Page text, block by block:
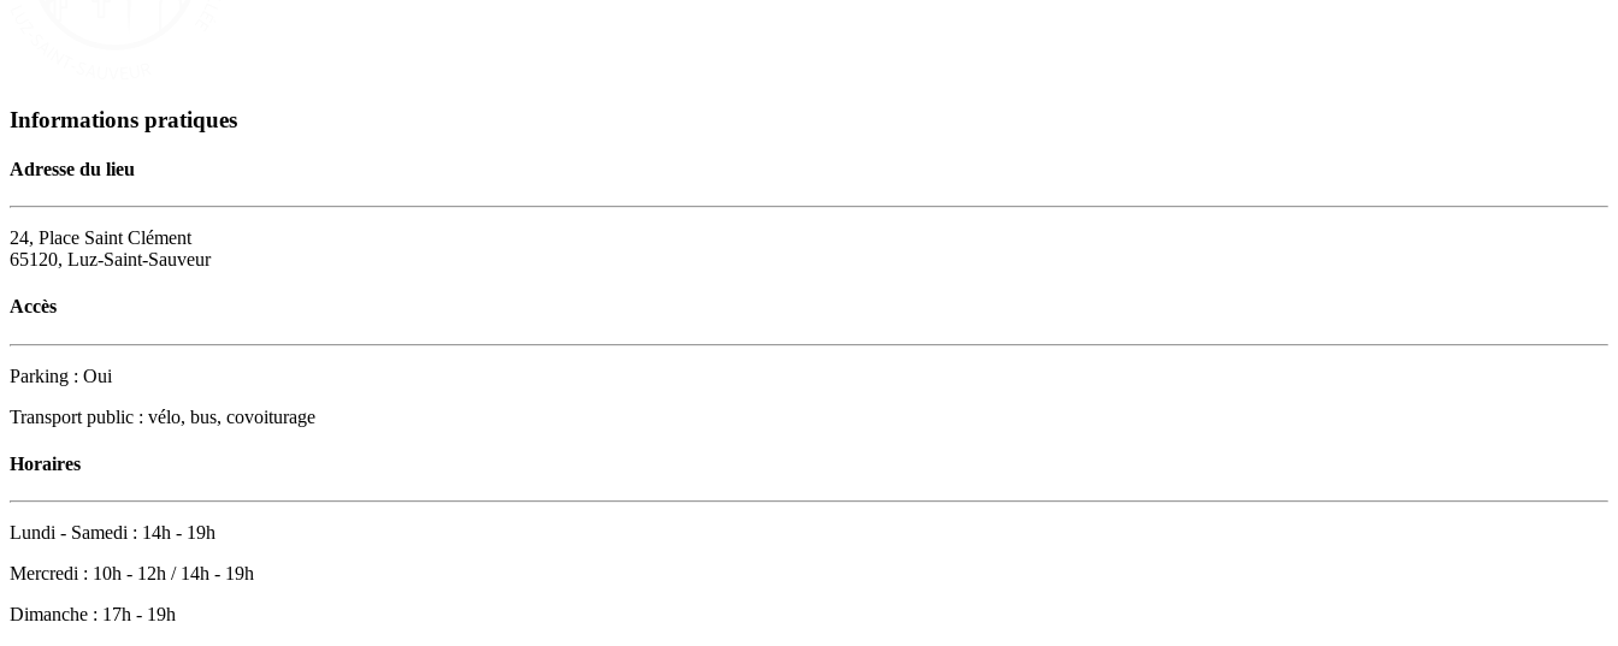
Informations pratiques
Adresse du lieu
24, Place Saint Clément
65120, Luz-Saint-Sauveur
Accès
Parking : Oui
Transport public : vélo, bus, covoiturage
Horaires
Lundi - Samedi : 14h - 19h
Mercredi : 10h - 12h / 14h - 19h
Dimanche : 17h - 19h